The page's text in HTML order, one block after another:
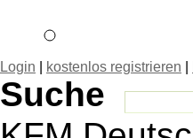
Login kostenlos registrieren
Suche